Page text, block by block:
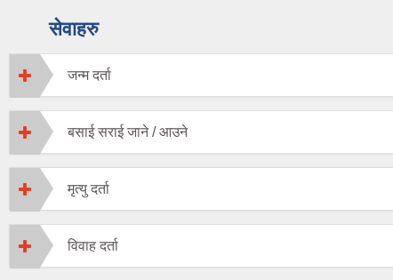
सेवाहरु
जन्म दर्ता
बसाई सराई जाने / आउने
मृत्यु दर्ता
विवाह दर्ता